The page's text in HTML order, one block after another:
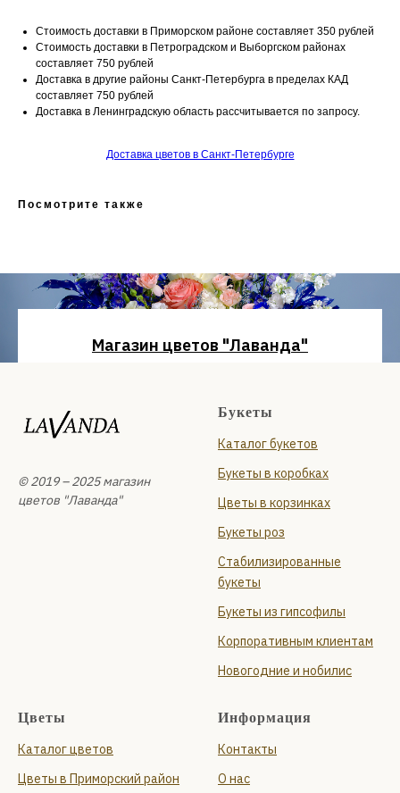
Стоимость доставки в Приморском районе составляет 350 рублей
Стоимость доставки в Петроградском и Выборгском районах
составляет 750 рублей
Доставка в другие районы Санкт-Петербурга в пределах КАД
составляет 750 рублей
Доставка в Ленинградскую область рассчитывается по запросу.
Доставка цветов в Санкт-Петербурге
Посмотрите также
Магазин цветов "Лаванда"
проспект Сизова, 14
Ежедневно с 09:00 до 22:00
+7 (931) 210-10-24
Планерная улица, 87 к1, стр. 1
Ежедневно с 09:00 до 22:00
© 2019 – 2025 магазин
цветов "Лаванда"
Букеты
Каталог букетов
Букеты в коробках
Цветы в корзинках
Букеты роз
Стабилизированные
букеты
Букеты из гипсофилы
Корпоративным клиентам
Новогодние и нобилис
Цветы
Каталог цветов
Цветы в Приморский район
Информация
Контакты
О нас